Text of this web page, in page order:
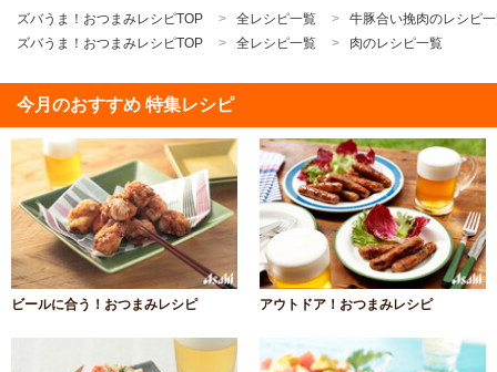
ズバうま！おつまみレシピTOP 全レシピ一覧
牛豚合い挽肉のレシピ
ズバうま！おつまみレシピTOP
全レシピ一覧 肉のレシピ一覧
今月のおすすめ 特集レシピ
ビールに合う！おつまみレシピ アウトドア！おつまみレシピ